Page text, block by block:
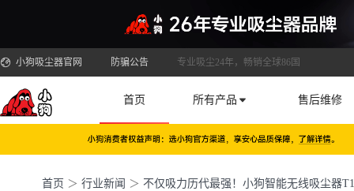
小狗吸尘器官网 防骗公告 专业吸尘24年，畅销全球86国
首页 所有产品 售后维修
首页 ＞ 行业新闻 ＞ 不仅吸力历代最强！小狗智能无线吸尘器